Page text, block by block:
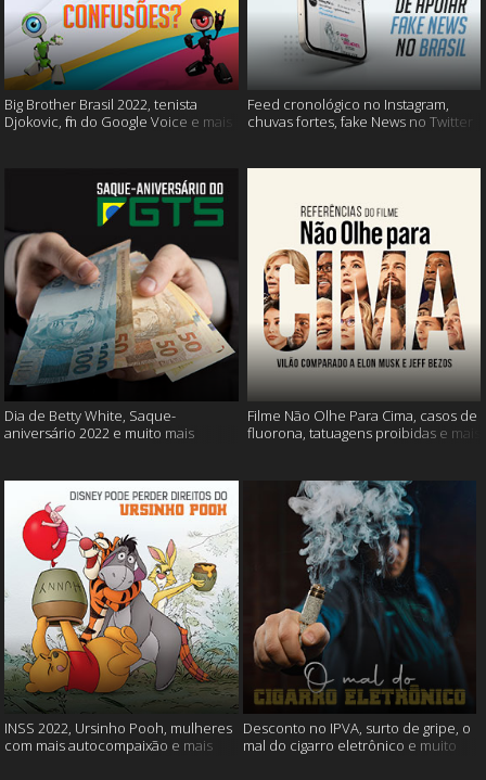
Big Brother Brasil 2022, tenista
Djokovic, fim do Google Voice e mais
Feed cronológico no Instagram,
chuvas fortes, fake News no Twitter
Dia de Betty White, Saque-
aniversário 2022 e muito mais
Filme Não Olhe Para Cima, casos de
fluorona, tatuagens proibidas e mais
INSS 2022, Ursinho Pooh, mulheres
com mais autocompaixão e mais
Desconto no IPVA, surto de gripe, o
mal do cigarro eletrônico e muito